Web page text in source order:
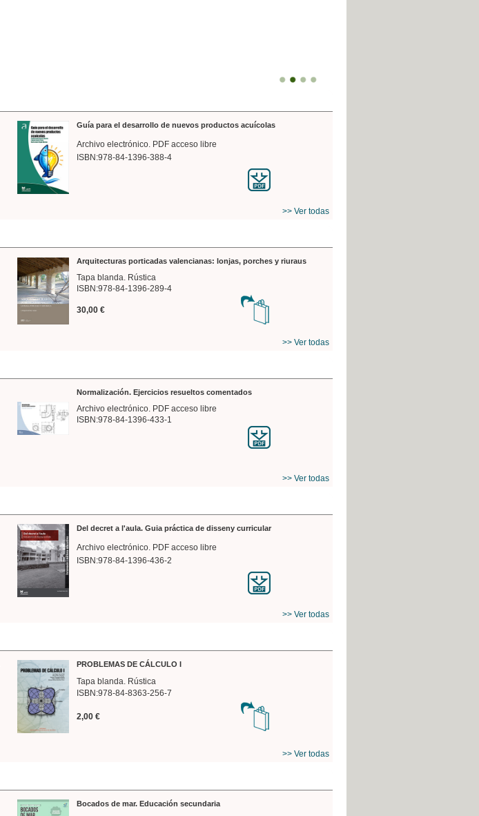
Guía para el desarrollo de nuevos productos acuícolas
Archivo electrónico. PDF acceso libre
ISBN:978-84-1396-388-4
>> Ver todas
Arquitecturas porticadas valencianas: lonjas, porches y riuraus
Tapa blanda. Rústica
ISBN:978-84-1396-289-4
30,00 €
>> Ver todas
Normalización. Ejercicios resueltos comentados
Archivo electrónico. PDF acceso libre
ISBN:978-84-1396-433-1
>> Ver todas
Del decret a l'aula. Guia práctica de disseny curricular
Archivo electrónico. PDF acceso libre
ISBN:978-84-1396-436-2
>> Ver todas
PROBLEMAS DE CÁLCULO I
Tapa blanda. Rústica
ISBN:978-84-8363-256-7
2,00 €
>> Ver todas
Bocados de mar. Educación secundaria